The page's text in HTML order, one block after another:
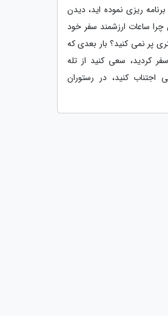
برنامه ریزی نموده اید، دیدن
چرا ساعات ارزشمند سفر خود
پر نمی کنید؟ بار بعدی که
کردید، سعی کنید از تله
اجتناب کنید، در رستوران